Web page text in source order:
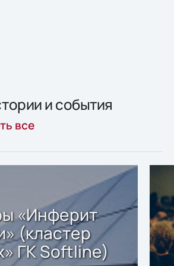
и события
все
«Инферит
(кластер
ГК Softline)